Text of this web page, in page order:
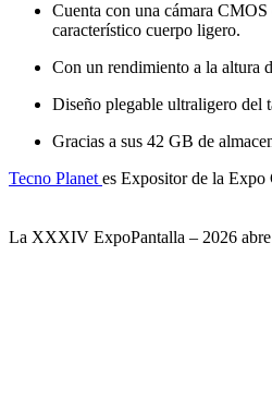
Cuenta con una cámara
característico cuerpo ligero.
Con un rendimiento a la altura
Diseño plegable ultraligero del
Gracias a sus 42 GB de
Tecno Planet es Expositor de la
La XXXIV ExpoPantalla – 2026 abre